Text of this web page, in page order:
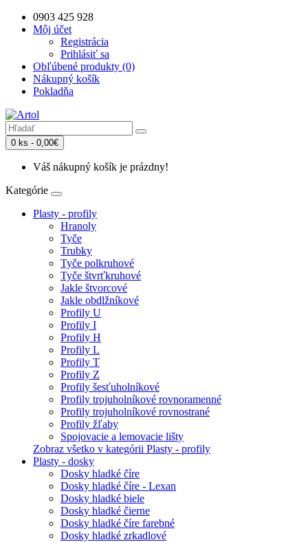
0903 425 928
Môj účet
Registrácia
Prihlásiť sa
Obľúbené produkty (0)
Nákupný košík
Pokladňa
0 ks - 0,00€
Váš nákupný košík je prázdny!
Kategórie
Plasty - profily
Hranoly
Tyče
Trubky
Tyče polkruhové
Tyče štvrťkruhové
Jakle štvorcové
Jakle obdlžníkové
Profily U
Profily I
Profily H
Profily L
Profily T
Profily Z
Profily šesťuholníkové
Profily trojuholníkové rovnoramenné
Profily trojuholníkové rovnostrané
Profily žľaby
Spojovacie a lemovacie lišty
Zobraz všetko v kategórii Plasty - profily
Plasty - dosky
Dosky hladké číre
Dosky hladké číre - Lexan
Dosky hladké biele
Dosky hladké čierne
Dosky hladké číre farebné
Dosky hladké zrkadlové